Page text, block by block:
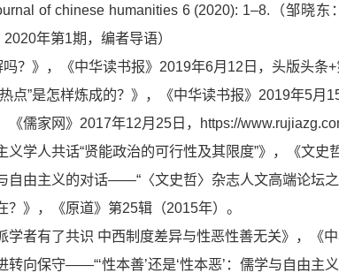
of chinese humanities 6 (2020): 1–8.（邹晓
年第1期，编者导语）
吗？》，《中华读书报》2019年6月12日，头版头条+
点”是怎样炼成的？》，《中华读书报》2019年5月
《儒家网》2017年12月25日，https://
学人共话“贤能政治的可行性及其限度”》，《文史
自由主义的对话——“〈文史哲〉杂志人文高端论坛之
》，《原道》第25辑（2015年）。
学者有了共识 中西制度差异与性恶性善无关》，《
转向保守——“‘性本善’还是‘性本恶’：儒学与自由主